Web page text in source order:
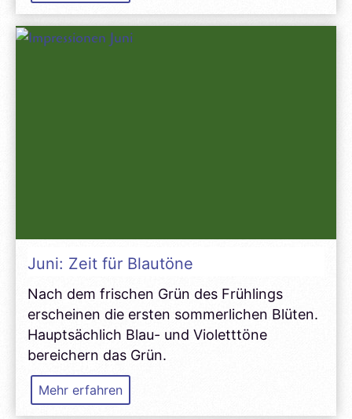
Monat
der
Juni: Zeit für Blautöne
Nach dem frischen Grün des Frühlings
erscheinen die ersten sommerlichen Blüten.
Hauptsächlich Blau- und Violetttöne
bereichern das Grün.
Mehr erfahren
Zeit